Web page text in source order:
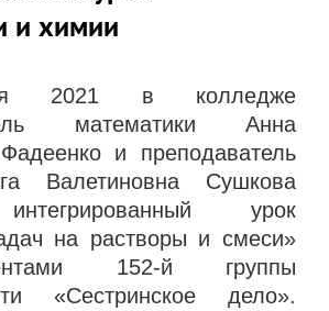
и химии
2021 в колледже
математики Анна
и преподаватель
Валетиновна Сушкова
урок
на растворы и смеси»
152-й группы
«Сестринское дело».